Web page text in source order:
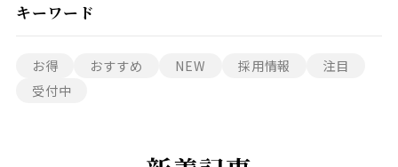
キーワード
お得 おすすめ NEW 採用情報
注目
受付中